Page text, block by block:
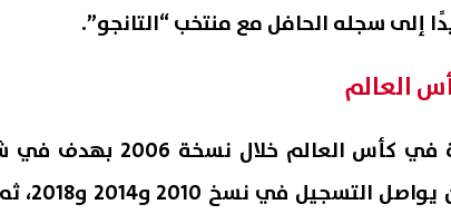
العالم
بدأ ميسي رحلته التهديفية في كأس العالم خلال
صربيا والجبل الأسود، قبل